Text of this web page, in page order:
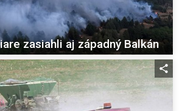
zasiahli aj západný Balkán